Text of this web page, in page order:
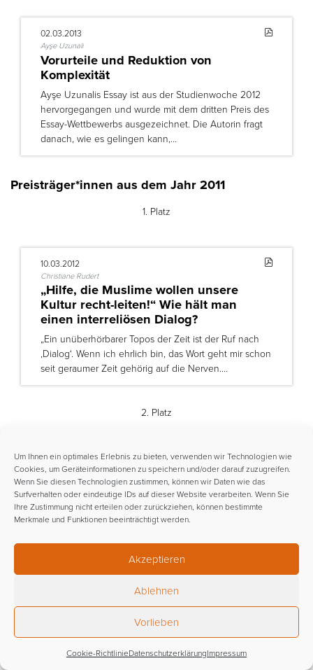
Um Ihnen ein optimales Erlebnis zu bieten, verwenden wir Technologien wie
Cookies, um Geräteinformationen zu speichern und/oder darauf zuzugreifen.
Wenn Sie diesen Technologien zustimmen, können wir Daten wie das
Surfverhalten oder eindeutige IDs auf dieser Website verarbeiten. Wenn Sie
Ihre Zustimmung nicht erteilen oder zurückziehen, können bestimmte
Merkmale und Funktionen beeinträchtigt werden.
Akzeptieren
Ablehnen
Vorlieben
Cookie-RichtlinieDatenschutzerklärungImpressum
02.03.2013
Ayşe Uzunali
Vorurteile und Reduktion von
Komplexität
Ayşe Uzunalis Essay ist aus der Studienwoche 2012
hervorgegangen und wurde mit dem dritten Preis des
Essay-Wettbewerbs ausgezeichnet. Die Autorin fragt
danach, wie es gelingen kann,…
Preisträger*innen aus dem Jahr 2011
1. Platz
10.03.2012
Christiane Rudert
„Hilfe, die Muslime wollen unsere
Kultur recht-leiten!“ Wie hält man
einen interreliösen Dialog?
„Ein unüberhörbarer Topos der Zeit ist der Ruf nach
‚Dialog‘. Wenn ich ehrlich bin, das Wort geht mir schon
seit geraumer Zeit gehörig auf die Nerven.…
2. Platz
10.03.2012
Josefine Wahle
Des Weisen neue Kleider. Zur
Bedeutung des Humors für den
christlich-islamischen Dialog
lachen können!“ Glaube und Humor müssen nicht per
se als entgegengesetzt verstanden werden. Doch
3. Platz